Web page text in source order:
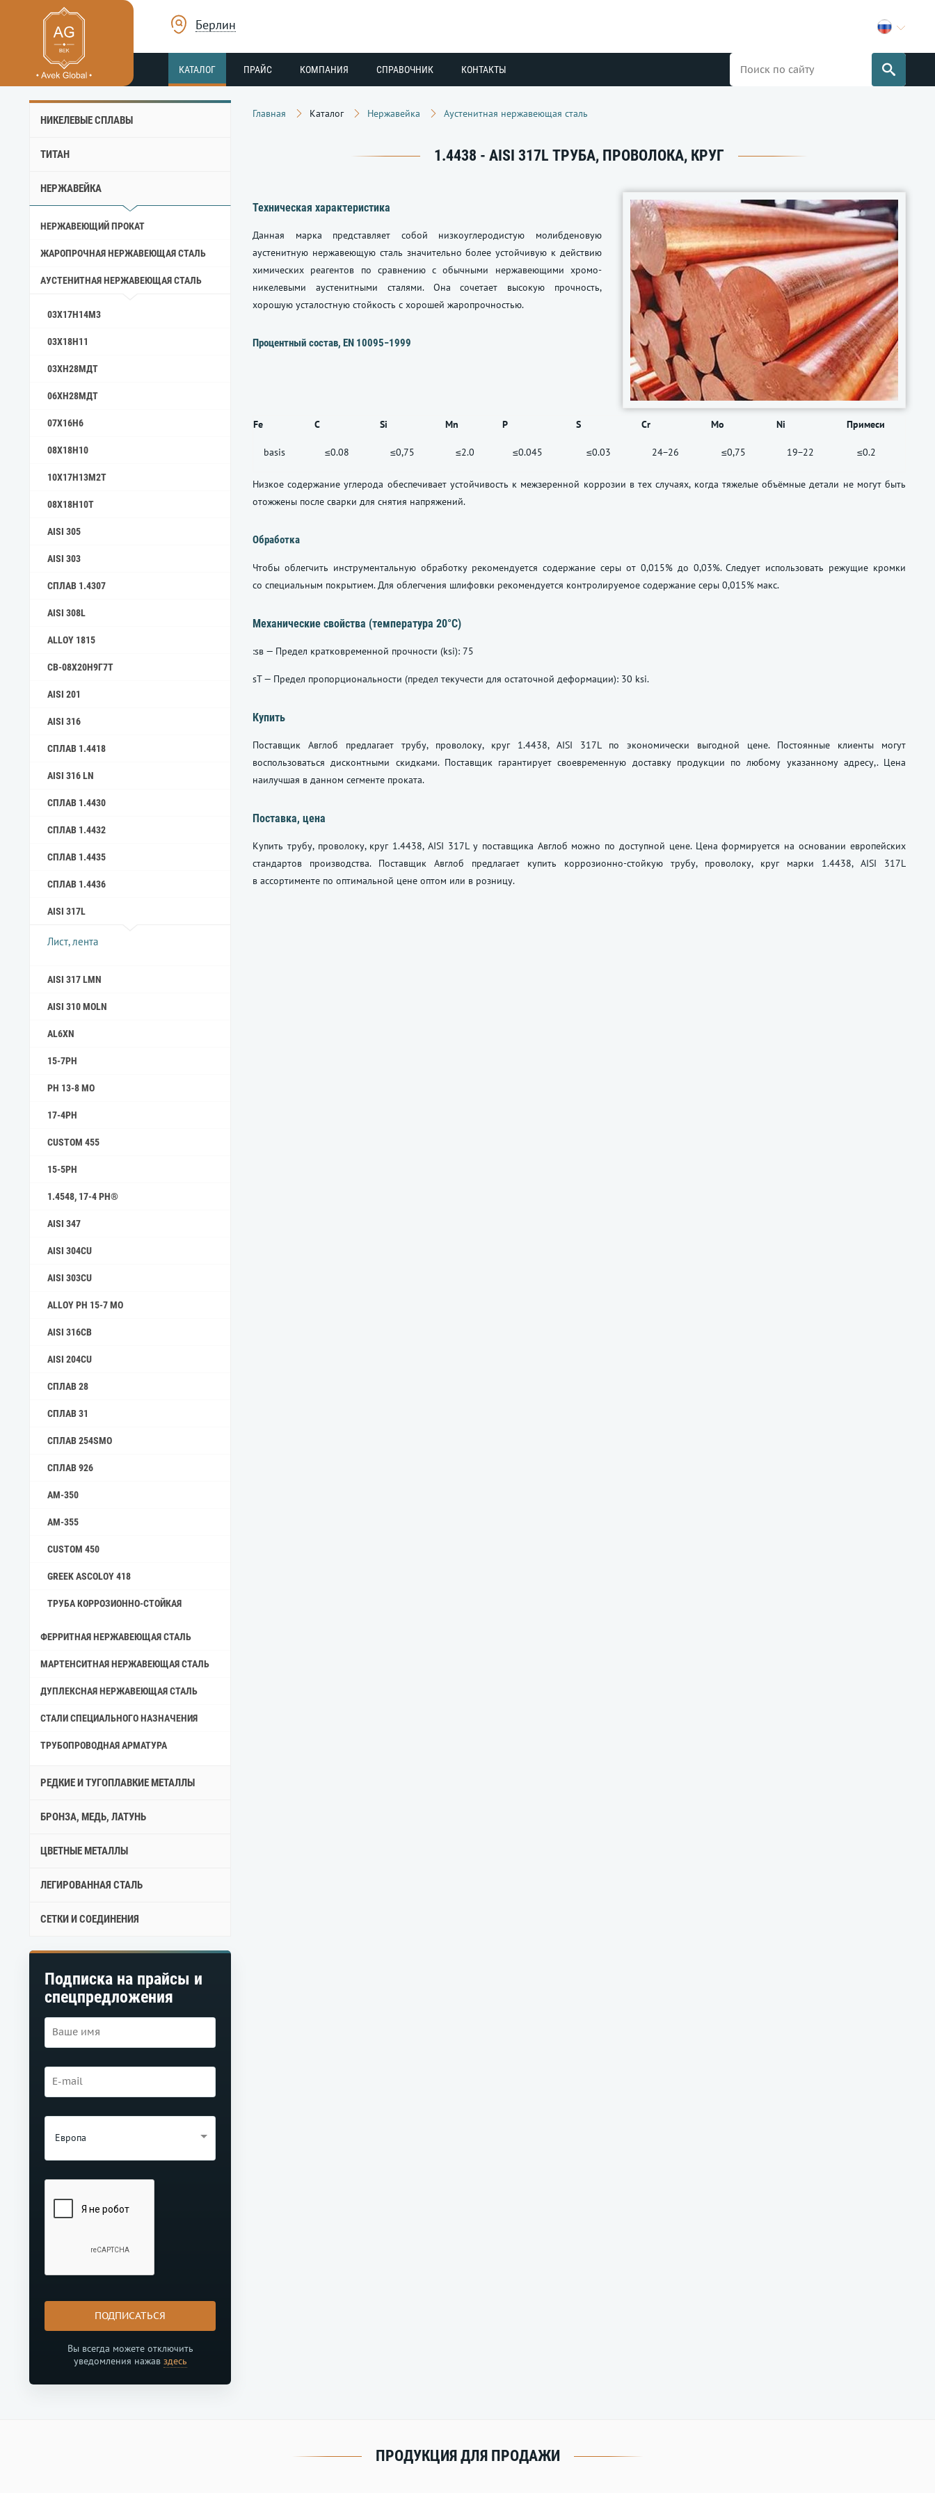
Берлин
КАТАЛОГ ПРАЙС КОМПАНИЯ СПРАВОЧНИК КОНТАКТЫ
НИКЕЛЕВЫЕ СПЛАВЫ
ТИТАН
НЕРЖАВЕЙКА
НЕРЖАВЕЮЩИЙ ПРОКАТ
ЖАРОПРОЧНАЯ НЕРЖАВЕЮЩАЯ СТАЛЬ
АУСТЕНИТНАЯ НЕРЖАВЕЮЩАЯ СТАЛЬ
03Х17Н14М3
03Х18Н11
03ХН28МДТ
06ХН28МДТ
07Х16Н6
08Х18Н10
10Х17Н13М2Т
08Х18Н10Т
AISI 305
AISI 303
СПЛАВ 1.4307
AISI 308L
ALLOY 1815
СВ-08Х20Н9Г7Т
AISI 201
AISI 316
СПЛАВ 1.4418
AISI 316 LN
СПЛАВ 1.4430
СПЛАВ 1.4432
СПЛАВ 1.4435
СПЛАВ 1.4436
AISI 317L
Лист, лента
AISI 317 LMN
AISI 310 MOLN
AL6XN
15-7PH
PH 13-8 MO
17-4PH
CUSTOM 455
15-5PH
1.4548, 17-4 PH®
AISI 347
AISI 304CU
AISI 303CU
ALLOY PH 15-7 MO
AISI 316CB
AISI 204CU
СПЛАВ 28
СПЛАВ 31
СПЛАВ 254SMO
СПЛАВ 926
AM-350
AM-355
СUSTOM 450
GREEK ASCOLOY 418
ТРУБА КОРРОЗИОННО-СТОЙКАЯ
ФЕРРИТНАЯ НЕРЖАВЕЮЩАЯ СТАЛЬ
МАРТЕНСИТНАЯ НЕРЖАВЕЮЩАЯ СТАЛЬ
ДУПЛЕКСНАЯ НЕРЖАВЕЮЩАЯ СТАЛЬ
СТАЛИ СПЕЦИАЛЬНОГО НАЗНАЧЕНИЯ
ТРУБОПРОВОДНАЯ АРМАТУРА
РЕДКИЕ И ТУГОПЛАВКИЕ МЕТАЛЛЫ
БРОНЗА, МЕДЬ, ЛАТУНЬ
ЦВЕТНЫЕ МЕТАЛЛЫ
ЛЕГИРОВАННАЯ СТАЛЬ
СЕТКИ И СОЕДИНЕНИЯ
Подписка на прайсы и
спецпредложения
Европа
ПОДПИСАТЬСЯ
Вы всегда можете отключить
уведомления нажав здесь
Главная Каталог Нержавейка Аустенитная нержавеющая сталь
1.4438 - AISI 317L ТРУБА, ПРОВОЛОКА, КРУГ
Техническая характеристика
Данная марка представляет собой низкоуглеродистую молибденовую
аустенитную нержавеющую сталь значительно более устойчивую к действию
химических реагентов по сравнению с обычными нержавеющими хромо-
никелевыми аустенитными сталями. Она сочетает высокую прочность,
хорошую усталостную стойкость с хорошей жаропрочностью.
Процентный состав, EN 10095−1999
Fe С Si Mn P S Cr Mo Ni Примеси
basis ≤0.08 ≤0,75 ≤2.0 ≤0.045 ≤0.03 24−26 ≤0,75 19−22 ≤0.2
Низкое содержание углерода обеспечивает устойчивость к межзеренной коррозии в тех случаях, когда тяжелые объёмные детали не могут быть
отожжены после сварки для снятия напряжений.
Обработка
Чтобы облегчить инструментальную обработку рекомендуется содержание серы от 0,015% до 0,03%. Следует использовать режущие кромки
со специальным покрытием. Для облегчения шлифовки рекомендуется контролируемое содержание серы 0,015% макс.
Механические свойства (температура 20°С)
:sв — Предел кратковременной прочности (ksi): 75
sT — Предел пропорциональности (предел текучести для остаточной деформации): 30 ksi.
Купить
Поставщик Авглоб предлагает трубу, проволоку, круг 1.4438, AISI 317L по экономически выгодной цене. Постоянные клиенты могут
воспользоваться дисконтными скидками. Поставщик гарантирует своевременную доставку продукции по любому указанному адресу,. Цена
наилучшая в данном сегменте проката.
Поставка, цена
Купить трубу, проволоку, круг 1.4438, AISI 317L у поставщика Авглоб можно по доступной цене. Цена формируется на основании европейских
стандартов производства. Поставщик Авглоб предлагает купить коррозионно-стойкую трубу, проволоку, круг марки 1.4438, AISI 317L
в ассортименте по оптимальной цене оптом или в розницу.
ПРОДУКЦИЯ ДЛЯ ПРОДАЖИ